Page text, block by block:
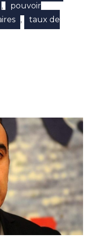
,
pouvoir
,
taux de